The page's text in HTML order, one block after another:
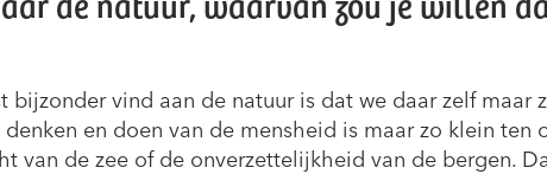
bijzonder vind aan de natuur is dat we daar zelf maar
en doen van de mensheid is maar zo klein
van de zee of de onverzettelijkheid van de bergen.